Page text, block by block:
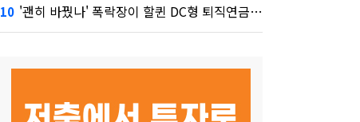
10 '괜히 바꿨나' 폭락장이 할퀸 DC형 퇴직연금…전문가 조언은